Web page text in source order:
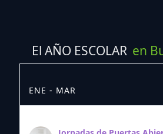
El AÑO ESCOLAR en
ENE - MAR